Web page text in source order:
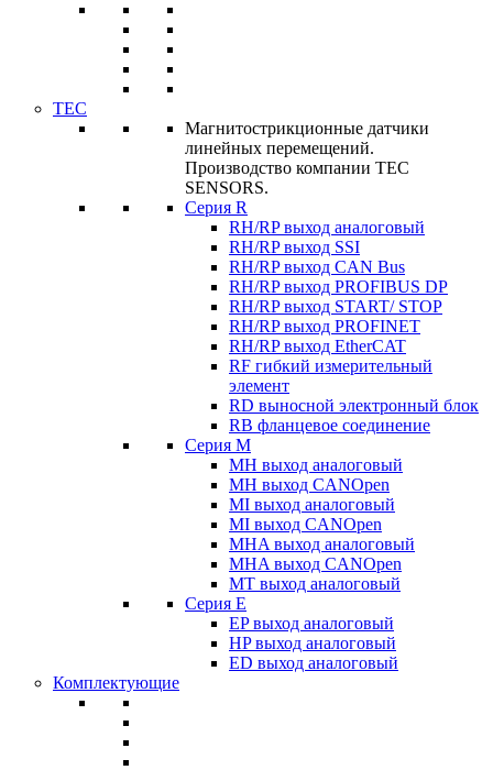
TEC
Магнитострикционные датчики
линейных перемещений.
Производство компании TEC
SENSORS.
Серия R
RH/RP выход аналоговый
RH/RP выход SSI
RH/RP выход CAN Bus
RH/RP выход PROFIBUS DP
RH/RP выход START/ STOP
RH/RP выход PROFINET
RH/RP выход EtherCAT
RF гибкий измерительный
элемент
RD выносной электронный блок
RB фланцевое соединение
Серия M
MH выход аналоговый
MH выход CANOpen
MI выход аналоговый
MI выход CANOpen
MHA выход аналоговый
MHA выход CANOpen
MT выход аналоговый
Серия E
EP выход аналоговый
HP выход аналоговый
ED выход аналоговый
Комплектующие